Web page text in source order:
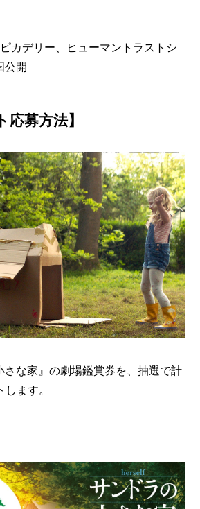
カデリー、ヒューマントラストシ
公開
応募方法】
さな家』の劇場鑑賞券を、抽選で計
ます。